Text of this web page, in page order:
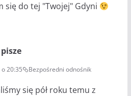
się do tej "Twojej" Gdyni
20:35 Bezpośredni odnośnik
się pół roku temu z